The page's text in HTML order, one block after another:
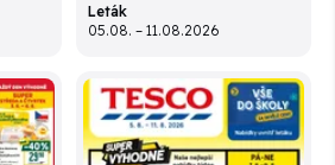
Leták
05.08. – 11.08.2026